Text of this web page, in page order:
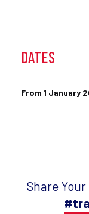
DATES
From 1 January
Share